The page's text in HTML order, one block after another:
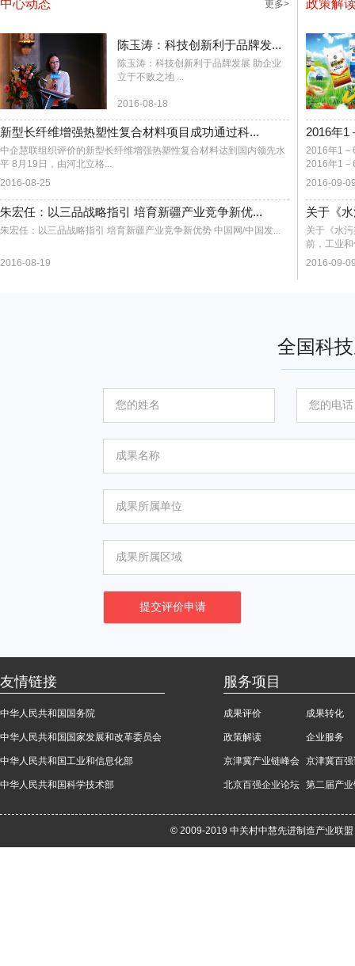
中心动态 更多>
陈玉涛：科技创新利于品牌发...
陈玉涛：科技创新利于品牌发展 助企业
立于不败之地 ...
2016-08-18
新型长纤维增强热塑性复合材料项目成功通过科...
中企慧联组织评价的新型长纤维增强热塑性复合材料达到国内领先水
平 8月19日，由河北立格...
2016-08-25
朱宏任：以三品战略指引 培育新疆产业竞争新优...
朱宏任：以三品战略指引 培育新疆产业竞争新优势 中国网/中国发...
2016-08-19
政策解
2016年1
2016年1－
2016年1－
2016-09-
关于《
关于《水
前，工业
2016-09-
全国科
友情链接
中华人民共和国国务院
中华人民共和国国家发展和改革委员会
中华人民共和国工业和信息化部
中华人民共和国科学技术部
服务项目
成果评价 成果转化
政策解读 企业服务
京津冀产业链峰会 京津冀百
北京百强企业论坛 第二届产
© 2009-2019 中关村中慧先进制造产业联